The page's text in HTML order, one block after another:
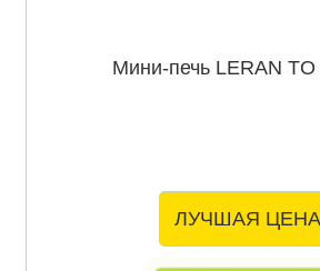
Мини-печь LERAN TO
ЛУЧШАЯ ЦЕНА